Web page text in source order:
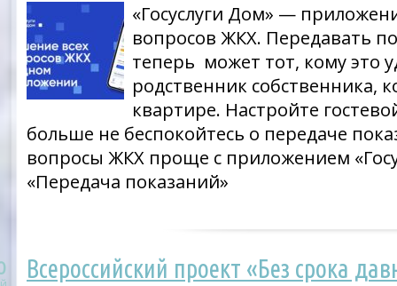
«Госуслуги Дом» —
вопросов ЖКХ. Передавать
теперь может тот, кому это
родственник собственника,
квартире. Настройте
больше не беспокойтесь о передаче
вопросы ЖКХ проще с приложением
«Передача показаний»
Всероссийский проект «Без срока